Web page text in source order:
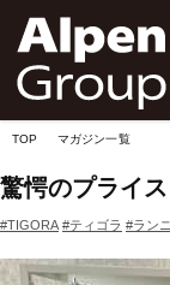
TOP マガジン一覧
驚愕のプライ
#TIGORA #ティゴラ #ラン